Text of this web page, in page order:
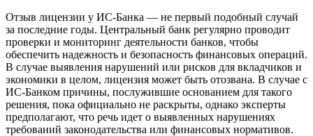
Отзыв лицензии у ИС-Банка — не первый подобный случай
за последние годы. Центральный банк регулярно проводит
проверки и мониторинг деятельности банков, чтобы
обеспечить надежность и безопасность финансовых операций.
В случае выявления нарушений или рисков для вкладчиков и
экономики в целом, лицензия может быть отозвана. В случае с
ИС-Банком причины, послужившие основанием для такого
решения, пока официально не раскрыты, однако эксперты
предполагают, что речь идет о выявленных нарушениях
требований законодательства или финансовых нормативов.